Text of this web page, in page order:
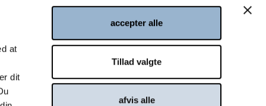
at
dit
accepter alle
Tillad valgte
afvis alle
Medlem af Danish.Care
Ikke medlem af Danish.Care*
*Afkrydsning af et af disse